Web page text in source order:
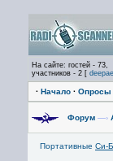
На сайте: гостей - 73,
участников - 2 [
· Начало · Опросы
Форум —›
Портативные Си-